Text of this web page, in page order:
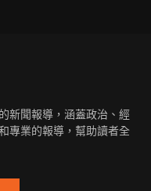
新聞報導，涵蓋政治、經
專業的報導，幫助讀者全